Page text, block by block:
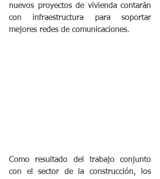
nuevos proyectos de vivienda contarán
con infraestructura para soportar
mejores redes de comunicaciones.
Como resultado del trabajo conjunto
con el sector de la construcción, los